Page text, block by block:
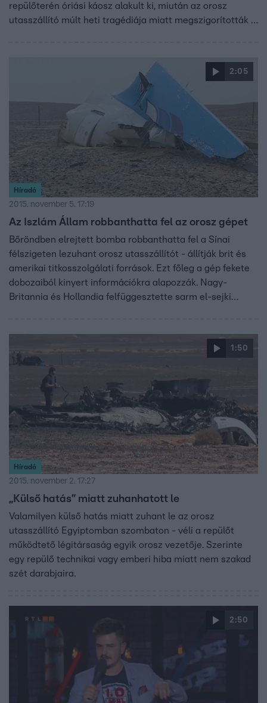
repülőterén óriási káosz alakult ki, miután az orosz
utasszállító múlt heti tragédiája miatt megszigorították a
2:05
Híradó
2015. november 5. 17:19
Az Iszlám Állam robbanthatta fel az orosz gépet
Bőröndben elrejtett bomba robbanthatta fel a Sínai
félszigeten lezuhant orosz utasszállítót - állítják brit és
amerikai titkosszolgálati források. Ezt főleg a gép fekete
dobozaiból kinyert információkra alapozzák. Nagy-
Britannia és Hollandia felfüggesztette sarm el-sejki
minden találgatást a vizsgálatok lezárulta előtt.
1:50
Híradó
2015. november 2. 17:27
„Külső hatás” miatt zuhanhatott le
Valamilyen külső hatás miatt zuhant le az orosz
utasszállító Egyiptomban szombaton - véli a repülőt
működtető légitársaság egyik orosz vezetője. Szerinte
egy repülő technikai vagy emberi hiba miatt nem szakad
szét darabjaira.
2:50